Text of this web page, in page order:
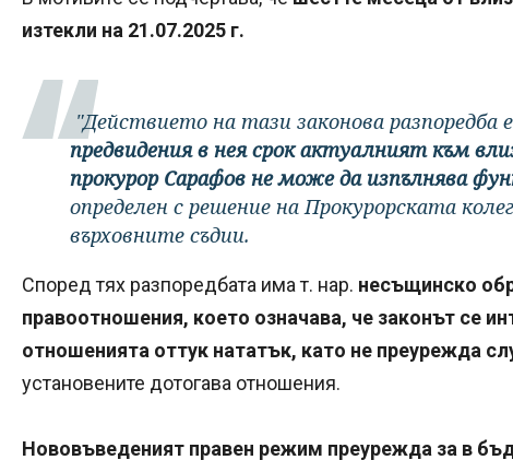
изтекли на 21.07.2025 г.
"Действието на тази законова разпоредба
предвидения в нея срок актуалният към
прокурор Сарафов не може да изпълнява
определен с решение на Прокурорската
върховните съдии.
Според тях разпоредбата има т. нар. несъщинско
правоотношения, което означава, че законът се
отношенията оттук нататък, като не преурежда
установените дотогава отношения.
Нововъведеният правен режим преурежда за в